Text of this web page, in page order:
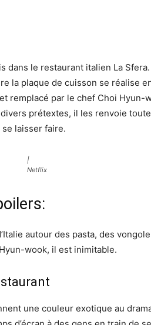
dans le restaurant italien La
la plaque de cuisson se réalise
remplacé par le chef Choi Hyun-
prétextes, il les renvoie
se laisser faire.
|
Netflix
autour des pasta, des
wook, il est inimitable.
une couleur exotique au